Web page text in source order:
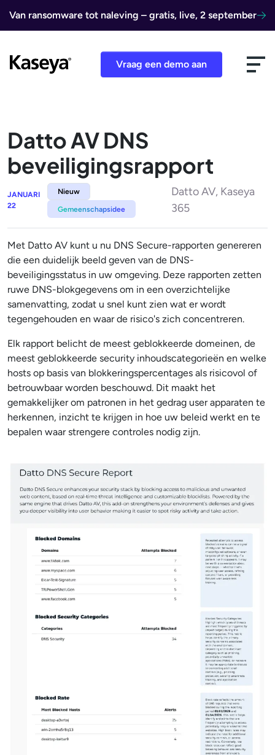
Van ransomware tot naleving – gratis, live, 2 september
Vraag een demo aan
Datto AV DNS
beveiligingsrapport
JANUARI
22
Nieuw
Gemeenschapsidee
Datto AV, Kaseya
365
Met Datto AV kunt u nu DNS Secure-rapporten genereren
die een duidelijk beeld geven van de DNS-
beveiligingsstatus in uw omgeving. Deze rapporten zetten
ruwe DNS-blokgegevens om in een overzichtelijke
samenvatting, zodat u snel kunt zien wat er wordt
tegengehouden en waar de risico's zich concentreren.
Elk rapport belicht de meest geblokkeerde domeinen, de
meest geblokkeerde security inhoudscategorieën en welke
hosts op basis van blokkeringspercentages als risicovol of
betrouwbaar worden beschouwd. Dit maakt het
gemakkelijker om patronen in het gedrag user apparaten te
herkennen, inzicht te krijgen in hoe uw beleid werkt en te
bepalen waar strengere controles nodig zijn.